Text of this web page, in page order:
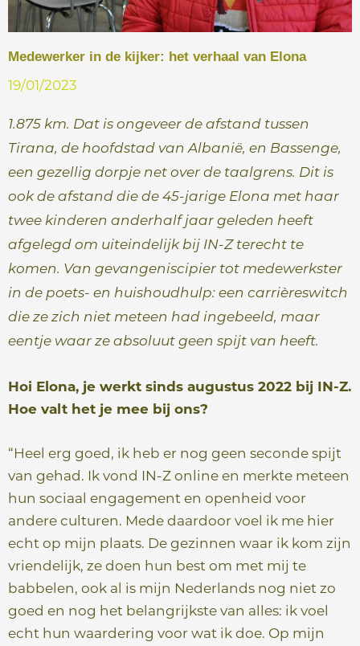
e
Medewerker in de kijker: het verhaal van Elona
19/01/2023
1.875 km. Dat is ongeveer de afstand tussen
Tirana, de hoofdstad van Albanië, en Bassenge,
een gezellig dorpje net over de taalgrens. Dit is
ook de afstand die de 45-jarige Elona met haar
twee kinderen anderhalf jaar geleden heeft
afgelegd om uiteindelijk bij IN-Z terecht te
komen. Van gevangeniscipier tot medewerkster
in de poets- en huishoudhulp: een carrièreswitch
die ze zich niet meteen had ingebeeld, maar
eentje waar ze absoluut geen spijt van heeft.
Hoi Elona, je werkt sinds augustus 2022 bij IN-Z.
Hoe valt het je mee bij ons?
“Heel erg goed, ik heb er nog geen seconde spijt
van gehad. Ik vond IN-Z online en merkte meteen
hun sociaal engagement en openheid voor
andere culturen. Mede daardoor voel ik me hier
echt op mijn plaats. De gezinnen waar ik kom zijn
vriendelijk, ze doen hun best om met mij te
babbelen, ook al is mijn Nederlands nog niet zo
goed en nog het belangrijkste van alles: ik voel
echt hun waardering voor wat ik doe. Op mijn